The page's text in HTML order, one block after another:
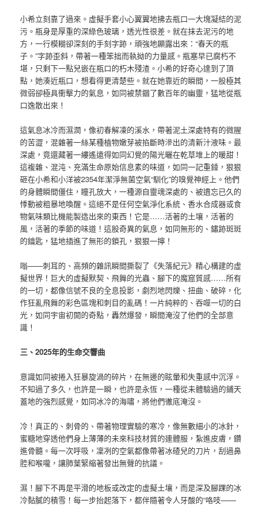
小希立刻靠了過來。虛擬手套小心翼翼地拂去瓶口一大塊凝結的泥
污。瓶身是厚重的深綠色玻璃，透光性很差。就在抹去泥污的地
方，一行模糊卻深刻的手刻字跡，頑強地顯露出來：“春天的瓶
子。”字跡歪斜，帶著一種笨拙而執拗的力量感。瓶塞早已腐朽不
堪，只剩下一點兒嵌在瓶口的朽木殘渣。小希的好奇心達到了頂
點，她湊近瓶口，想看得更清楚些。就在她靠近的瞬間，一股極其
微弱卻極具衝擊力的氣息，如同被禁錮了數百年的幽靈，猛地從瓶
口逸散出來！
這氣息冰冷而濕潤，像初春解凍的溪水，帶著泥土深處特有的微腥
的苦澀，混雜著一絲某種植物嫩芽被掐斷時滲出的清新汁液味。最
深處，竟還藏著一縷遙遠得如同幻覺的陽光曬在乾草堆上的暖甜！
這複雜、混沌、充滿生命原始信息素的味道，如同一記重錘，狠狠
砸在小希和小洋被2354年潔淨無菌空氣“馴化”的嗅覺神經上。他們
的身體瞬間僵住，瞳孔放大，一種源自靈魂深處的、被遺忘已久的
悸動被粗暴地喚醒。這絕不是任何空氣淨化系統、香水合成器或食
物氣味類比機能製造出來的東西！它是……活著的土壤，活著的
風，活著的季節的味道！這股奇異的氣息，如同無形的、鏽跡斑斑
的鑰匙，猛地插進了無形的鎖孔，狠狠一擰！
嗡——刺耳的、高頻的雜訊瞬間撕裂了《失落紀元》精心構建的虛
擬世界！巨大的虛擬默契、飛舞的光蟲、腳下的魔窟質感……所有
的一切，都像信號不良的全息投影，劇烈地閃爍、扭曲、破碎，化
作狂亂飛舞的彩色區塊和刺目的亂碼！一片純粹的、吞噬一切的白
光，如同宇宙初開的奇點，轟然爆發，瞬間淹沒了他們的全部意
識！
三、2025年的生命交響曲
意識如同被捲入狂暴旋渦的碎片，在無邊的眩暈和失重感中沉浮。
不知過了多久，也許是一瞬，也許是永恆，一種從未體驗過的鋪天
蓋地的強烈感覺，如同冰冷的海嘯，將他們徹底淹沒。
冷！真正的、刺骨的、帶著物理實驗的寒冷，像無數細小的冰針，
蜜糖地穿透他們身上薄薄的未來科技材質的連體服，紮進皮膚，鑽
進骨髓。每一次呼吸，凜冽的空氣都像帶著冰碴兒的刀片，刮過鼻
腔和喉嚨，讓肺葉緊縮著發出無聲的抗議。
濕！腳下不再是平滑的地板或改定的虛擬土壤，而是深及腳踝的冰
冷黏膩的積雪！每一步抬起落下，都伴隨著令人牙酸的“咯吱——